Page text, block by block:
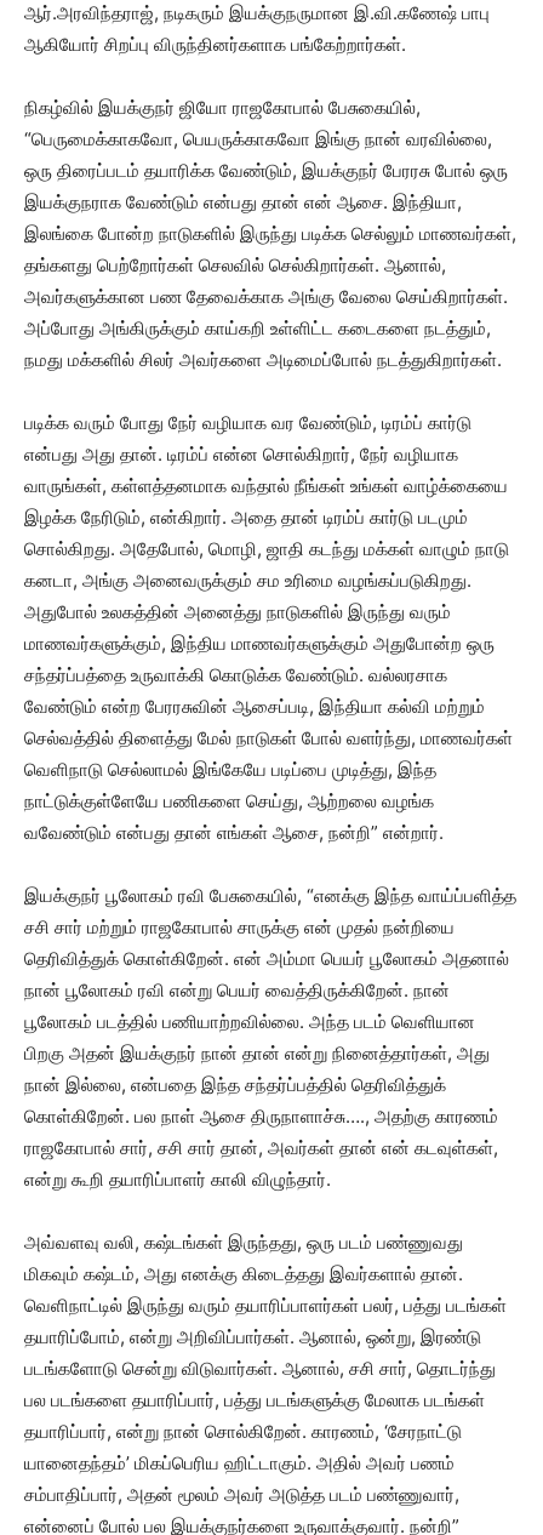
ஆர்.அரவிந்தராஜ், நடிகரும் இயக்குநருமான இ.வி.கணேஷ் பாபு
ஆகியோர் சிறப்பு விருந்தினர்களாக பங்கேற்றார்கள்.
நிகழ்வில் இயக்குநர் ஜியோ ராஜகோபால் பேசுகையில்,
“பெருமைக்காகவோ, பெயருக்காகவோ இங்கு நான் வரவில்லை,
ஒரு திரைப்படம் தயாரிக்க வேண்டும், இயக்குநர் பேரரசு போல் ஒரு
இயக்குநராக வேண்டும் என்பது தான் என் ஆசை. இந்தியா,
இலங்கை போன்ற நாடுகளில் இருந்து படிக்க செல்லும் மாணவர்கள்,
தங்களது பெற்றோர்கள் செலவில் செல்கிறார்கள். ஆனால்,
அவர்களுக்கான பண தேவைக்காக அங்கு வேலை செய்கிறார்கள்.
அப்போது அங்கிருக்கும் காய்கறி உள்ளிட்ட கடைகளை நடத்தும்,
நமது மக்களில் சிலர் அவர்களை அடிமைப்போல் நடத்துகிறார்கள்.
படிக்க வரும் போது நேர் வழியாக வர வேண்டும், டிரம்ப் கார்டு
என்பது அது தான். டிரம்ப் என்ன சொல்கிறார், நேர் வழியாக
வாருங்கள், கள்ளத்தனமாக வந்தால் நீங்கள் உங்கள் வாழ்க்கையை
இழக்க நேரிடும், என்கிறார். அதை தான் டிரம்ப் கார்டு படமும்
சொல்கிறது. அதேபோல், மொழி, ஜாதி கடந்து மக்கள் வாழும் நாடு
கனடா, அங்கு அனைவருக்கும் சம உரிமை வழங்கப்படுகிறது.
அதுபோல் உலகத்தின் அனைத்து நாடுகளில் இருந்து வரும்
மாணவர்களுக்கும், இந்திய மாணவர்களுக்கும் அதுபோன்ற ஒரு
சந்தர்ப்பத்தை உருவாக்கி கொடுக்க வேண்டும். வல்லரசாக
வேண்டும் என்ற பேரரசுவின் ஆசைப்படி, இந்தியா கல்வி மற்றும்
செல்வத்தில் திளைத்து மேல் நாடுகள் போல் வளர்ந்து, மாணவர்கள்
வெளிநாடு செல்லாமல் இங்கேயே படிப்பை முடித்து, இந்த
நாட்டுக்குள்ளேயே பணிகளை செய்து, ஆற்றலை வழங்க
வவேண்டும் என்பது தான் எங்கள் ஆசை, நன்றி” என்றார்.
இயக்குநர் பூலோகம் ரவி பேசுகையில், “எனக்கு இந்த வாய்ப்பளித்த
சசி சார் மற்றும் ராஜகோபால் சாருக்கு என் முதல் நன்றியை
தெரிவித்துக் கொள்கிறேன். என் அம்மா பெயர் பூலோகம் அதனால்
நான் பூலோகம் ரவி என்று பெயர் வைத்திருக்கிறேன். நான்
பூலோகம் படத்தில் பணியாற்றவில்லை. அந்த படம் வெளியான
பிறகு அதன் இயக்குநர் நான் தான் என்று நினைத்தார்கள், அது
நான் இல்லை, என்பதை இந்த சந்தர்ப்பத்தில் தெரிவித்துக்
கொள்கிறேன். பல நாள் ஆசை திருநாளாச்சு…., அதற்கு காரணம்
ராஜகோபால் சார், சசி சார் தான், அவர்கள் தான் என் கடவுள்கள்,
என்று கூறி தயாரிப்பாளர் காலி விழுந்தார்.
அவ்வளவு வலி, கஷ்டங்கள் இருந்தது, ஒரு படம் பண்ணுவது
மிகவும் கஷ்டம், அது எனக்கு கிடைத்தது இவர்களால் தான்.
வெளிநாட்டில் இருந்து வரும் தயாரிப்பாளர்கள் பலர், பத்து படங்கள்
தயாரிப்போம், என்று அறிவிப்பார்கள். ஆனால், ஒன்று, இரண்டு
படங்களோடு சென்று விடுவார்கள். ஆனால், சசி சார், தொடர்ந்து
பல படங்களை தயாரிப்பார், பத்து படங்களுக்கு மேலாக படங்கள்
தயாரிப்பார், என்று நான் சொல்கிறேன். காரணம், ‘சேரநாட்டு
யானைதந்தம்’ மிகப்பெரிய ஹிட்டாகும். அதில் அவர் பணம்
சம்பாதிப்பார், அதன் மூலம் அவர் அடுத்த படம் பண்ணுவார்,
என்னைப் போல் பல இயக்குநர்களை உருவாக்குவார். நன்றி”